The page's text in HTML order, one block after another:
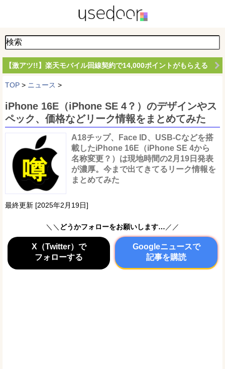
【激アツ!!】楽天モバイル回線契約で14,000ポイントがもらえる
TOP > ニュース >
iPhone 16E（iPhone SE 4？）のデザインやス
ペック、価格などリーク情報をまとめてみた
A18チップ、Face ID、USB-Cなどを搭
載したiPhone 16E（iPhone SE 4から
名称変更？）は現地時間の2月19日発表
が濃厚。今まで出てきてるリーク情報を
まとめてみた
最終更新 [2025年2月19日]
＼＼ どうかフォローをお願いします… ／／
X（Twitter）で
フォローする
Googleニュースで
記事を購読